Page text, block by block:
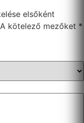
elsőként
A kötelező mezőket *